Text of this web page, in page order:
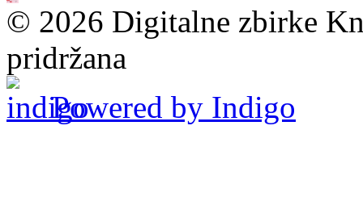
© 2026 Digitalne zbirke
pridržana
Powered by Indigo